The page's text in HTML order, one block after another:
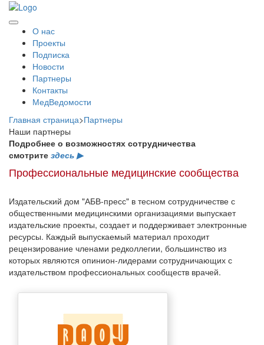
О нас
Проекты
Подписка
Новости
Партнеры
Контакты
МедВедомости
Главная страница>Партнеры
Наши партнеры
Подробнее о возможностях сотрудничества
смотрите здесь ▶
Профессиональные медицинские сообщества
Издательский дом "АБВ-пресс" в тесном сотрудничестве с
общественными медицинскими организациями выпускает
издательские проекты, создает и поддерживает электронные
ресурсы. Каждый выпускаемый материал проходит
рецензирование членами редколлегии, большинство из
которых являются опинион-лидерами сотрудничающих с
издательством профессиональных сообществ врачей.